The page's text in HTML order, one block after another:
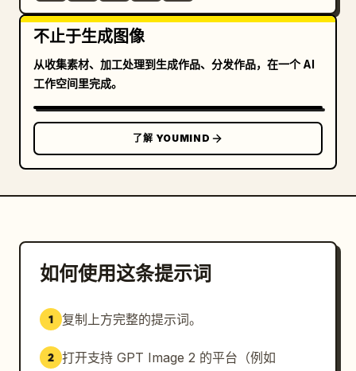
不止于生成图像
从收集素材、加工处理到生成作品、分发作品，在一个 AI
工作空间里完成。
了解 YOUMIND
如何使用这条提示词
1 复制上方完整的提示词。
2 打开支持 GPT Image 2 的平台（例如